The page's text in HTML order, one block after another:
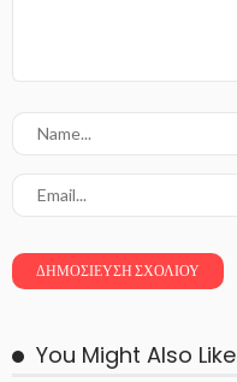
You Might Also Like